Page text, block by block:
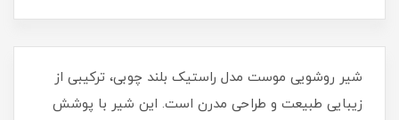
شیر روشویی موست مدل راستیک بلند چوبی، ترکیبی از
زیبایی طبیعت و طراحی مدرن است. این شیر با پوشش